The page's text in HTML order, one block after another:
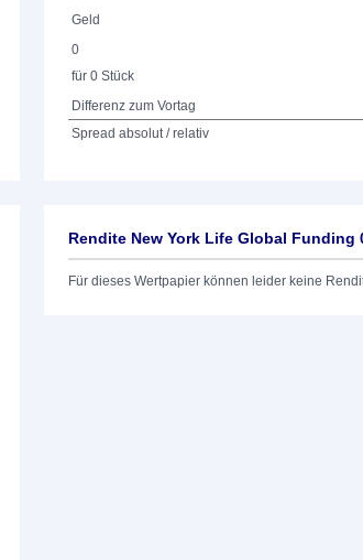
Geld
0
für 0 Stück
Differenz zum Vortag
Spread absolut / relativ
Rendite New York Life Global Funding
Für dieses Wertpapier können leider keine